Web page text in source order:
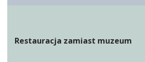
Restauracja zamiast muzeum